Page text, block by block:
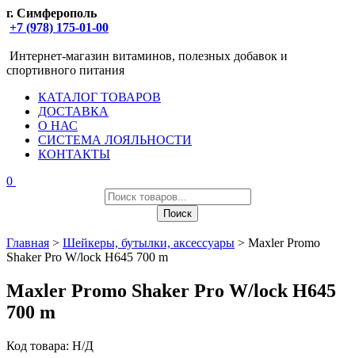
г. Симферополь
+7 (978) 175-01-00
Интернет-магазин витаминов, полезных добавок и
спортивного питания
КАТАЛОГ ТОВАРОВ
ДОСТАВКА
О НАС
СИСТЕМА ЛОЯЛЬНОСТИ
КОНТАКТЫ
0
Поиск
товаров
Поиск
Главная > Шейкеры, бутылки, аксессуары > Maxler Promo
Shaker Pro W/lock H645 700 m
Maxler Promo Shaker Pro W/lock H645
700 m
Код товара: Н/Д